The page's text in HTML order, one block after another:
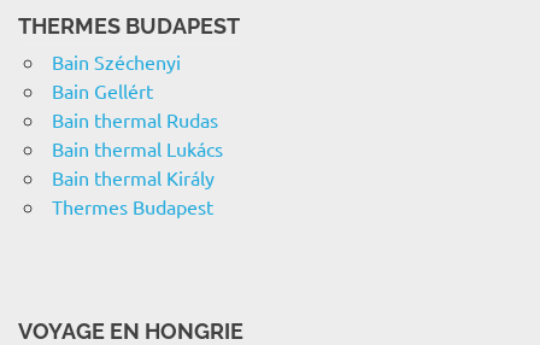
THERMES BUDAPEST
Bain Széchenyi
Bain Gellért
Bain thermal Rudas
Bain thermal Lukács
Bain thermal Király
Thermes Budapest
VOYAGE EN HONGRIE